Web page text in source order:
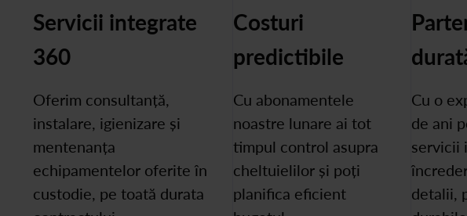
Servicii integrate
360
Oferim consultanță,
instalare, igienizare și
mentenanța
echipamentelor oferite în
custodie, pe toată durata
Costuri
predictibile
Cu abonamentele
noastre lunare ai tot
timpul control asupra
cheltuielilor și poți
planifica eficient
Cu o
de ani
servicii
detalii,